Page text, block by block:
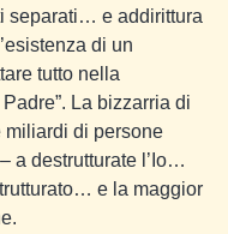
separati… e addirittura
di un
tutto nella
La bizzarria di
miliardi di persone
a destrutturate l’Io…
e la maggior